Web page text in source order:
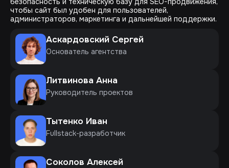
чтобы сайт был удобен для пользователей,
администраторов, маркетинга и дальнейшей поддержки.
Аскардовский Сергей
Основатель агентства
Литвинова Анна
Руководитель проектов
Тытенко Иван
Fullstack-разработчик
Соколов Алексей